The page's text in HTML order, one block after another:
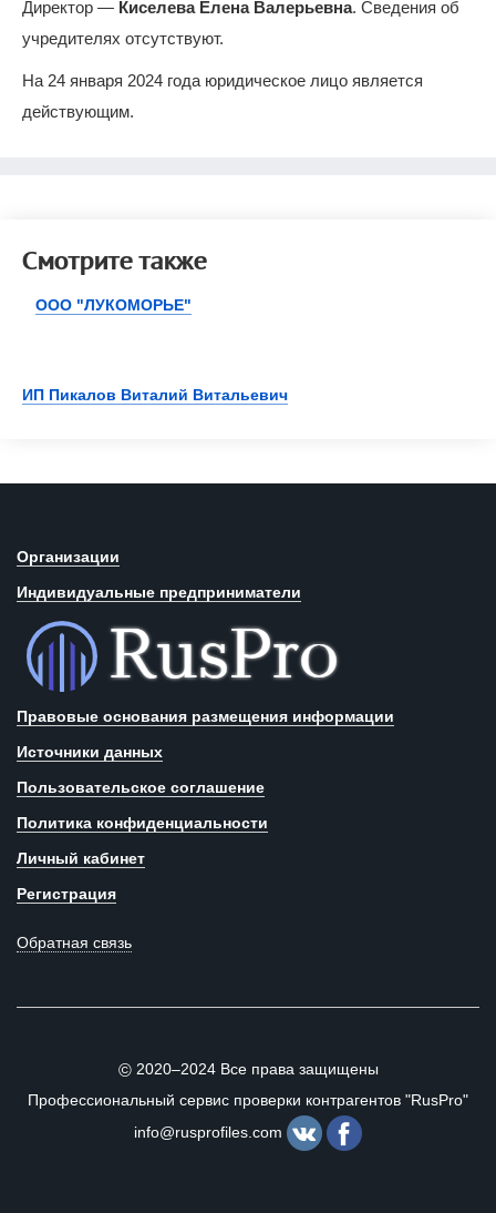
Директор — Киселева Елена Валерьевна. Сведения об
учредителях отсутствуют.
На 24 января 2024 года юридическое лицо является
действующим.
Смотрите также
ООО "ЛУКОМОРЬЕ"
ИП Пикалов Виталий Витальевич
Организации
Индивидуальные предприниматели
Правовые основания размещения информации
Источники данных
Пользовательское соглашение
Политика конфиденциальности
Личный кабинет
Регистрация
Обратная связь
©2020–2024 Все права защищены
Профессиональный сервис проверки контрагентов "RusPro"
info@rusprofiles.com